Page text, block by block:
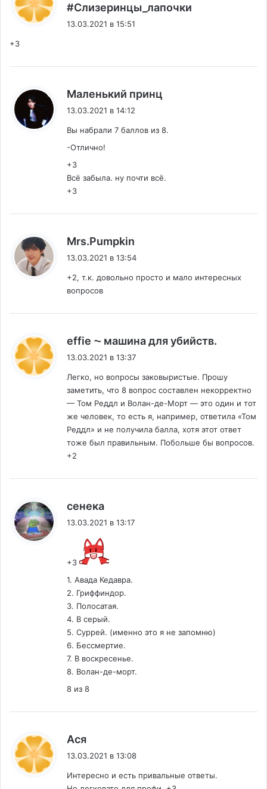
#Слизеринцы_лапочки
13.03.2021 в 15:51
+3
Маленький принц
13.03.2021 в 14:12
Вы набрали 7 баллов из 8.
-Отлично!
+3
Всё забыла. ну почти всё.
+3
Mrs.Pumpkin
13.03.2021 в 13:54
+2, т.к. довольно просто и мало интересных
вопросов
effie ⁓ машина для убийств.
13.03.2021 в 13:37
Легко, но вопросы заковыристые. Прошу
заметить, что 8 вопрос составлен некорректно
— Том Реддл и Волан-де-Морт — это один и тот
же человек, то есть я, например, ответила «Том
Реддл» и не получила балла, хотя этот ответ
тоже был правильным. Побольше бы вопросов.
+2
сенека
13.03.2021 в 13:17
+3
1. Авада Кедавра.
2. Гриффиндор.
3. Полосатая.
4. В серый.
5. Суррей. (именно это я не запомню)
6. Бессмертие.
7. В воскресенье.
8. Волан-де-морт.
8 из 8
Ася
13.03.2021 в 13:08
Интересно и есть привальные ответы.